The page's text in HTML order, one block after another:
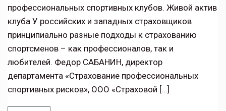
профессиональных спортивных клубов. Живой актив
клуба У российских и западных страховщиков
принципиально разные подходы к страхованию
спортсменов – как профессионалов, так и
любителей. Федор САБАНИН, директор
департамента «Страхование профессиональных
спортивных рисков», ООО «Страховой […]